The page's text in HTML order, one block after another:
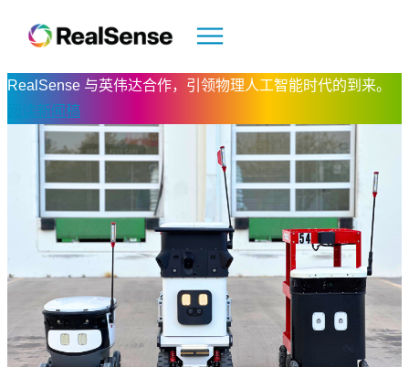
RealSense 与英伟达合作，引领物理人工智能时代的到来。
阅读新闻稿